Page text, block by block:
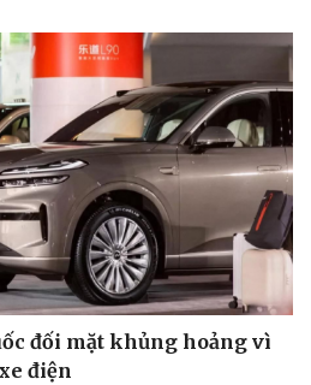
đối mặt khủng hoảng vì
điện